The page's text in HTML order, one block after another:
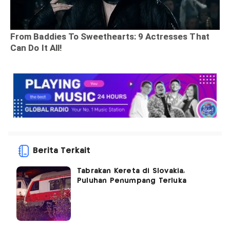
Berita Terkait
Tabrakan Kereta di Slovakia,
Puluhan Penumpang Terluka